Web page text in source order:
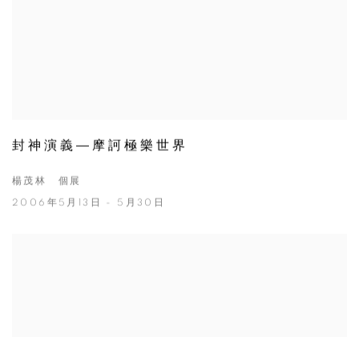
封神演義—摩訶極樂世界
楊茂林 個展
2006年5月13日 - 5月30日